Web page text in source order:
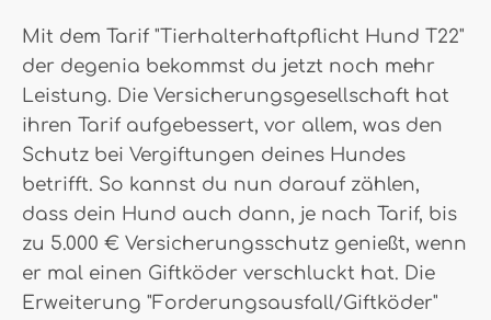
Mit dem Tarif "Tierhalterhaftpflicht Hund T22"
der degenia bekommst du jetzt noch mehr
Leistung. Die Versicherungsgesellschaft hat
ihren Tarif aufgebessert, vor allem, was den
Schutz bei Vergiftungen deines Hundes
betrifft. So kannst du nun darauf zählen,
dass dein Hund auch dann, je nach Tarif, bis
zu 5.000 € Versicherungsschutz genießt, wenn
er mal einen Giftköder verschluckt hat. Die
Erweiterung "Forderungsausfall/Giftköder"